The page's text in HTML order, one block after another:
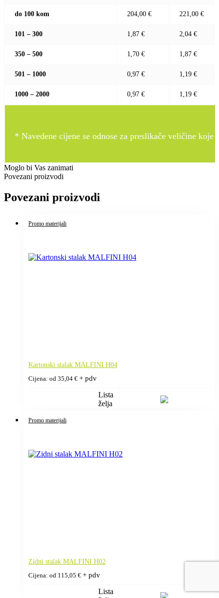
do 100 kom 204,00 € 221,00 €
101 – 300 1,87 € 2,04 €
350 – 500 1,70 € 1,87 €
501 – 1000 0,97 € 1,19 €
1000 – 2000 0,97 € 1,19 €
* Navedene cijene se odnose za preslikače veličine
Moglo bi Vas zanimati
Povezani proizvodi
Povezani proizvodi
Promo materijali
Kartonski stalak MALFINI H04
Cijena: od 35,04 € + pdv
Lista
želja
Promo materijali
Zidni stalak MALFINI H02
Cijena: od 115,05 € + pdv
Lista